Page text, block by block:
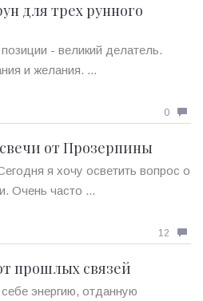
для трех рунного
- великий делатель.
и желания. ...
0
от Прозерпины
я хочу осветить вопрос о
Очень часто ...
12
прошлых связей
энергию, отданную